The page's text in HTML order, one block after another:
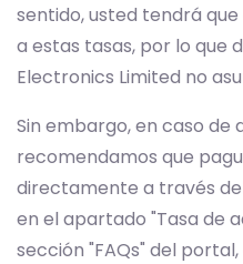
sentido, usted tendrá
a estas tasas, por lo que
Electronics Limited no
Sin embargo, en caso de
recomendamos que
directamente a través
en el apartado "Tasa de
sección "FAQs" del